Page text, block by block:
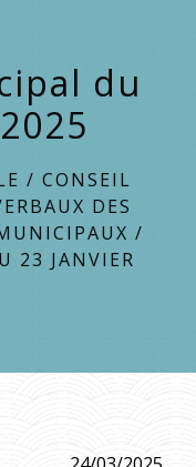
du
/ CONSEIL
DES
/
23 JANVIER